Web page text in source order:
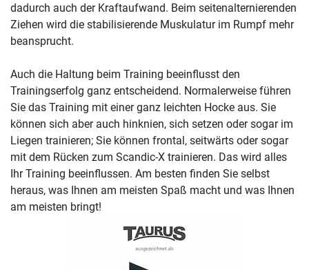
dadurch auch der Kraftaufwand. Beim seitenalternierenden
Ziehen wird die stabilisierende Muskulatur im Rumpf mehr
beansprucht.
Auch die Haltung beim Training beeinflusst den
Trainingserfolg ganz entscheidend. Normalerweise führen
Sie das Training mit einer ganz leichten Hocke aus. Sie
können sich aber auch hinknien, sich setzen oder sogar im
Liegen trainieren; Sie können frontal, seitwärts oder sogar
mit dem Rücken zum Scandic-X trainieren. Das wird alles
Ihr Training beeinflussen. Am besten finden Sie selbst
heraus, was Ihnen am meisten Spaß macht und was Ihnen
am meisten bringt!